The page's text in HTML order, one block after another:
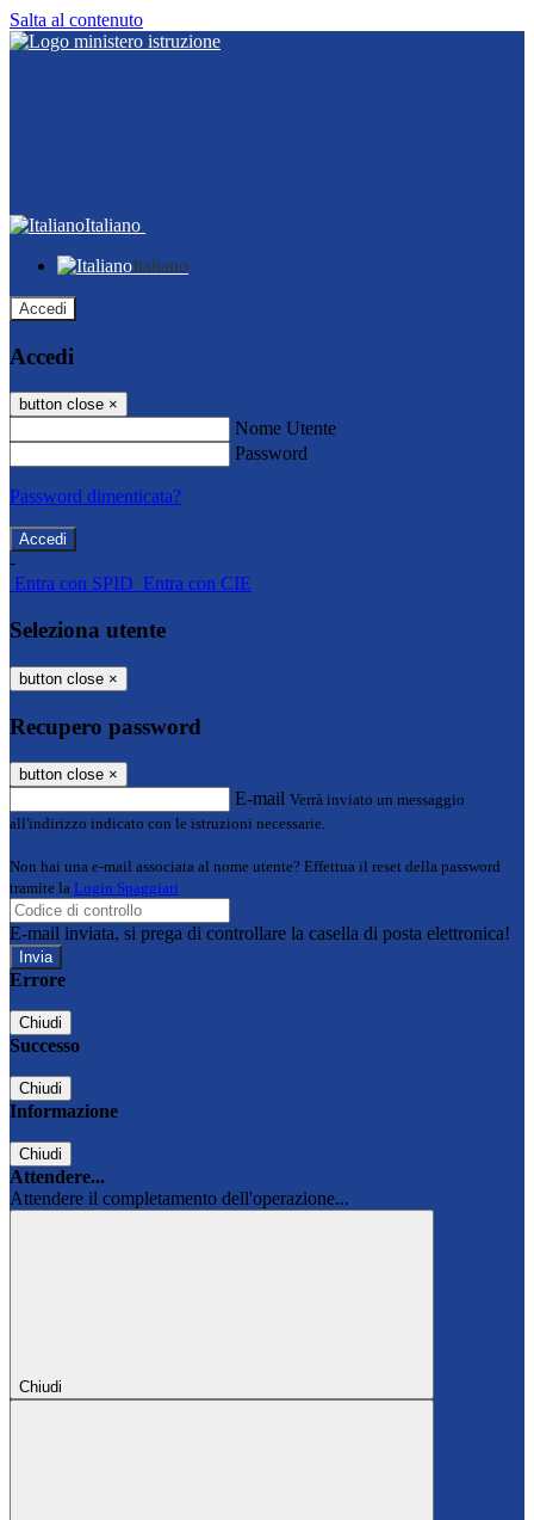
Salta al contenuto
Italiano
Italiano
Accedi
Accedi
button close ×
Nome Utente
Password
Password dimenticata?
-
Entra con SPID Entra con CIE
Seleziona utente
button close ×
Recupero password
button close ×
E-mail Verrà inviato un messaggio
all'indirizzo indicato con le istruzioni necessarie.
Non hai una e-mail associata al nome utente? Effettua il reset della password
tramite la Login Spaggiari
E-mail inviata, si prega di controllare la casella di posta elettronica!
Errore
Chiudi
Successo
Chiudi
Informazione
Chiudi
Attendere...
Attendere il completamento dell'operazione...
Chiudi